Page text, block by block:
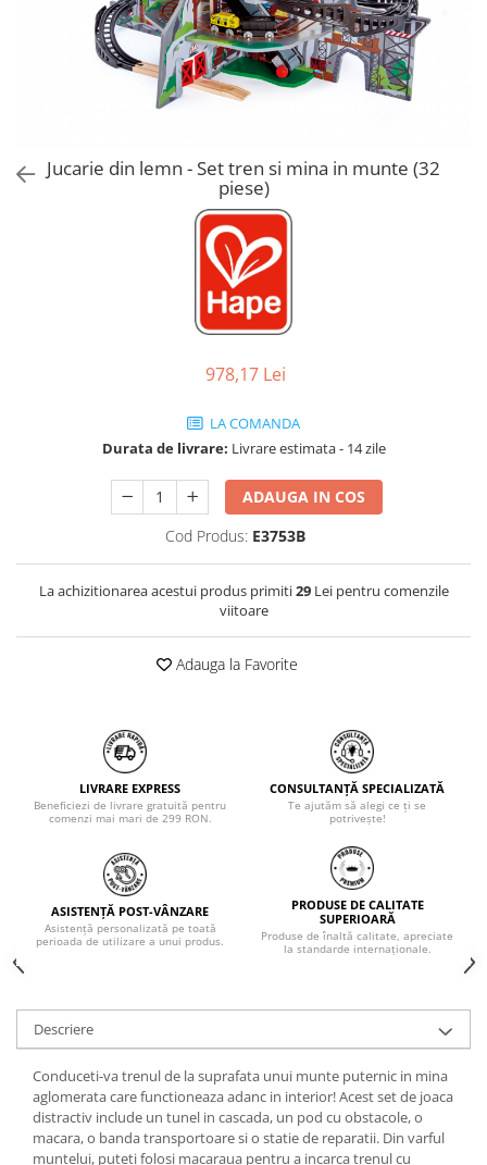
Consultanta Instalare
Jucarii de Sortare
Jucarii de tras
Jucarii din plus
PAPUSI
Jucarie din lemn - Set tren si mina in munte (32
piese)
978,17 Lei
LA COMANDA
Durata de livrare: Livrare estimata - 14 zile
ADAUGA IN COS
Cod Produs: E3753B
La achizitionarea acestui produs primiti29Lei pentru comenzile
viitoare
Adauga la Favorite
LIVRARE EXPRESS
Beneficiezi de livrare gratuită pentru
comenzi mai mari de 299 RON.
CONSULTANȚĂ SPECIALIZATĂ
Te ajutăm să alegi ce ți se
potrivește!
ASISTENȚĂ POST-VÂNZARE
Asistență personalizată pe toată
perioada de utilizare a unui produs.
PRODUSE DE CALITATE
SUPERIOARĂ
Produse de înaltă calitate, apreciate
la standarde internaționale.
Descriere
Conduceti-va trenul de la suprafata unui munte puternic in mina
aglomerata care functioneaza adanc in interior! Acest set de joaca
distractiv include un tunel in cascada, un pod cu obstacole, o
macara, o banda transportoare si o statie de reparatii. Din varful
muntelui, puteti folosi macaraua pentru a incarca trenul cu